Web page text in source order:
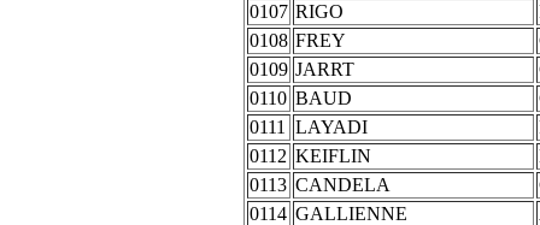
0107 RIGO
0108 FREY
0109 JARRT
0110 BAUD
0111
LAYADI
0112 KEIFLIN
0113 CANDELA
0114 GALLIENNE